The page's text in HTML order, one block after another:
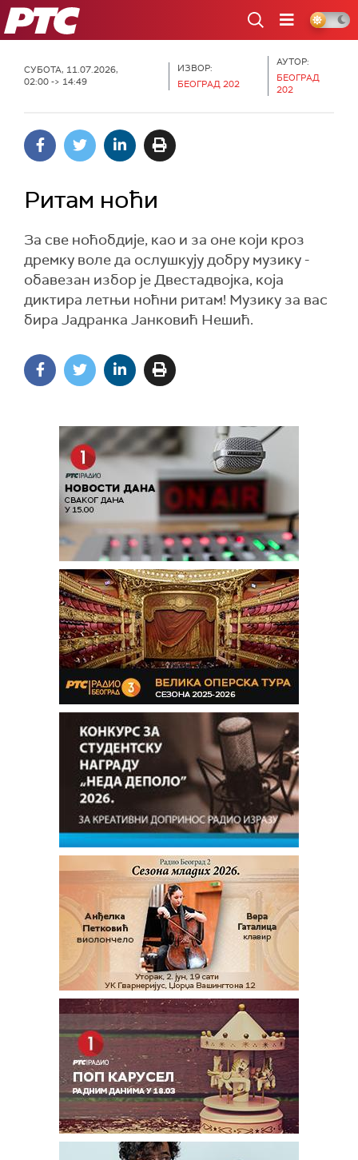
РТС
СУБОТА, 11.07.2026,
02:00 -> 14:49
ИЗВОР:
БЕОГРАД 202
АУТОР:
БЕОГРАД
202
Ритам ноћи
За све ноћобдије, као и за оне који кроз
дремку воле да ослушкују добру музику -
обавезан избор је Двестадвојка, која
диктира летњи ноћни ритам! Музику за вас
бира Јадранка Јанковић Нешић.